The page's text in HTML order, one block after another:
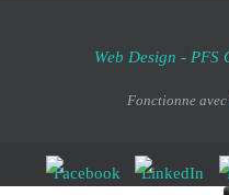
Web Design - PFS
Fonctionne avec